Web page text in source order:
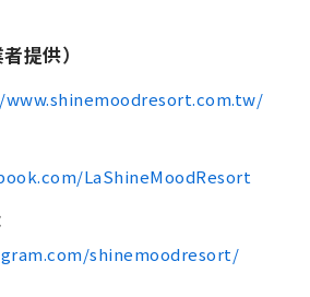
提供）
LaShineMoodResort
shinemoodresort/